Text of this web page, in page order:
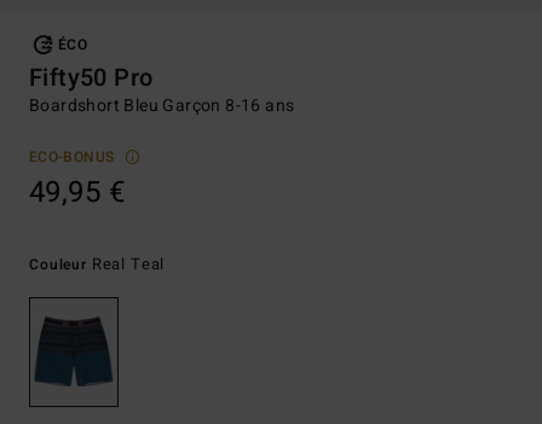
ÉCO
Fifty50 Pro
Boardshort Bleu Garçon 8-16 ans
ECO-BONUS
49,95 €
Couleur Real Teal